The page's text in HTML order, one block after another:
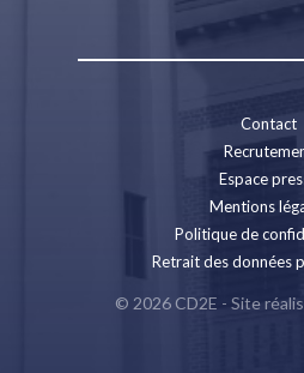
Contact
Espace
Mentions
Politique de
Retrait des données
© 2026 CD2E - Site